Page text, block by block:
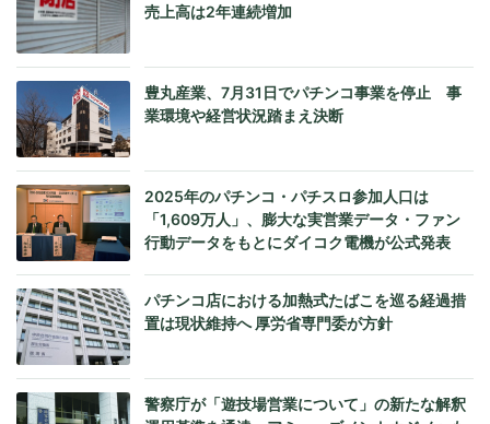
売上高は2年連続増加
豊丸産業、7月31日でパチンコ事業を停止 事
業環境や経営状況踏まえ決断
2025年のパチンコ・パチスロ参加人口は
「1,609万人」、膨大な実営業データ・ファン
行動データをもとにダイコク電機が公式発表
パチンコ店における加熱式たばこを巡る経過措
置は現状維持へ 厚労省専門委が方針
警察庁が「遊技場営業について」の新たな解釈